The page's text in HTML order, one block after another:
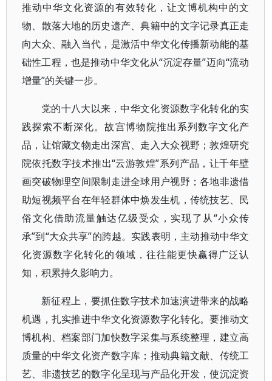
推动中华文化资源的有效转化，让文博机构中的文
物、散落大地的历史遗产、典籍中的文字记录真正走
向大众、融入当代，是激活中华文化传播新动能的基
础性工程，也是推动中华文化从“沉淀存量”迈向“流动
增量”的关键一步。
党的十八大以来，中华文化资源数字化转化的实
践探索不断深化。故宫博物院推出系列数字文化产
品，让馆藏文物走出深宫、走入大众视野；敦煌研究
院依托数字技术推出“云游敦煌”系列产品，让千年壁
画突破物理空间限制走进全球用户视野；各地非遗借
助短视频平台在年轻群体中焕发生机，传统技艺、民
俗文化借助流量触达亿级受众，实现了从“小众传
承”到“大众共享”的跨越。实践表明，主动推动中华文
化资源数字化转化的领域，往往能更快赢得广泛认
知，积累持久影响力。
新征程上，要抓住数字技术加速演进带来的战略
机遇，扎实推进中华文化资源数字化转化。要推动文
博机构、档案部门加快数字采集与系统整理，建立高
质量的中华文化资产数字库；推动典籍文献、传统工
艺、非遗技艺的数字化呈现与产品化开发，使沉淀资